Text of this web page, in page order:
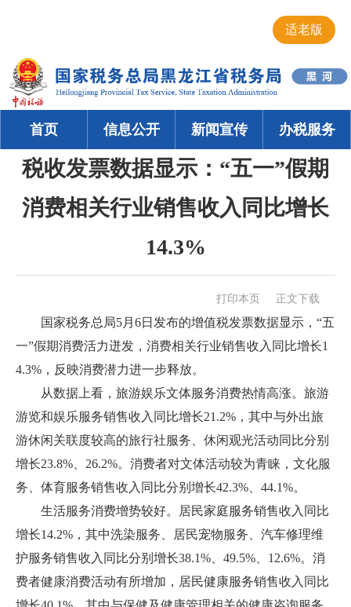
适老版
首页 信息公开 新闻宣传 办税服务
税收发票数据显示：“五一”假期
消费相关行业销售收入同比增长
14.3%
打印本页 正文下载
国家税务总局5月6日发布的增值税发票数据显示，“五
一”假期消费活力迸发，消费相关行业销售收入同比增长1
4.3%，反映消费潜力进一步释放。
从数据上看，旅游娱乐文体服务消费热情高涨。旅游
游览和娱乐服务销售收入同比增长21.2%，其中与外出旅
游休闲关联度较高的旅行社服务、休闲观光活动同比分别
增长23.8%、26.2%。消费者对文体活动较为青睐，文化服
务、体育服务销售收入同比分别增长42.3%、44.1%。
生活服务消费增势较好。居民家庭服务销售收入同比
增长14.2%，其中洗染服务、居民宠物服务、汽车修理维
护服务销售收入同比分别增长38.1%、49.5%、12.6%。消
费者健康消费活动有所增加，居民健康服务销售收入同比